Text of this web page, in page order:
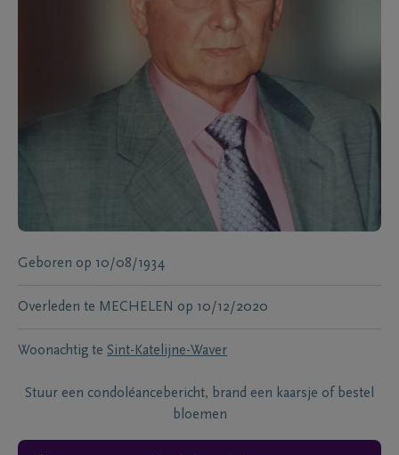
Geboren op 10/08/1934
Overleden te MECHELEN op 10/12/2020
Woonachtig te Sint-Katelijne-Waver
Stuur een condoléancebericht, brand een kaarsje of bestel
bloemen